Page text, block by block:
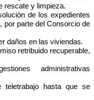
rescate y limpieza.
de los expedientes
por parte del Consorcio de
daños en las viviendas.
retribuido recuperable,
administrativas
teletrabajo hasta que se